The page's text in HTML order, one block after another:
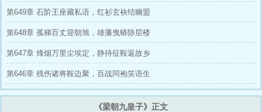
第649章 石阶王座藏私语，红衫玄袂结幽盟
第648章 孤梯百丈迎朝旭，雄藩曳蟒陟层楼
第647章 烽烟万里尘埃定，静待征鞍返故乡
第646章 残伤诸将鞍边聚，百战同袍笑语生
《梁朝九皇子》正文